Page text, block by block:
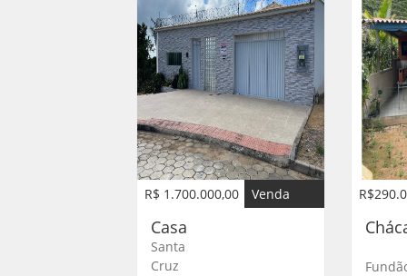
R$ 1.700.000,00 Venda
Casa
Santa
Cruz